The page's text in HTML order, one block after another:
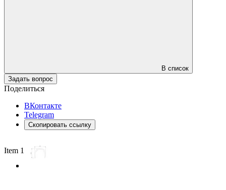
В список
Задать вопрос
Поделиться
ВКонтакте
Telegram
Скопировать ссылку
Item 1 of 2